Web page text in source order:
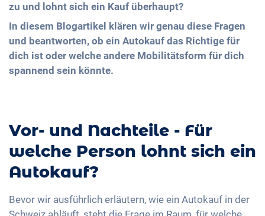
zu und lohnt sich ein Kauf überhaupt?
In diesem Blogartikel klären wir genau diese Fragen
und beantworten, ob ein Autokauf das Richtige für
dich ist oder welche andere Mobilitätsform für dich
spannend sein könnte.
Vor- und Nachteile - Für
welche Person lohnt sich ein
Autokauf?
Bevor wir ausführlich erläutern, wie ein Autokauf in der